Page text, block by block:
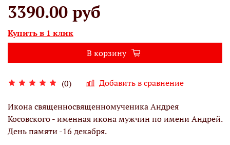
(0) Добавить в сравнение
3390.00 руб
Купить в 1 клик
В корзину
Икона священносвященномученика Андрея
Косовского - именная икона мужчин по имени Андрей.
День памяти -16 декабря.